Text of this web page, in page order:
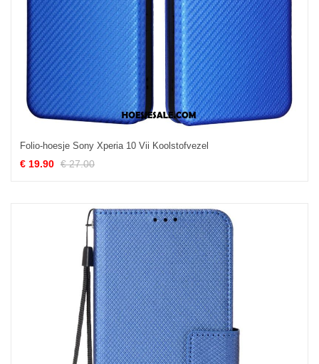
Folio-hoesje Sony Xperia 10 Vii Koolstofvezel
€ 19.90 € 27.00